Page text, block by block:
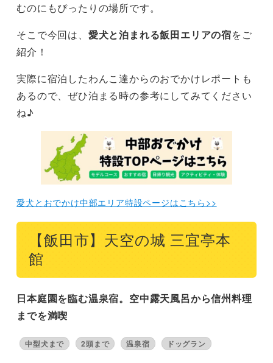
むのにもぴったりの場所です。
そこで今回は、 愛犬と泊まれる飯田エリアの宿をご
紹介！
実際に宿泊したわんこ達からのおでかけレポートも
あるので、ぜひ泊まる時の参考にしてみてください
ね♪
愛犬とおでかけ中部エリア特設ページはこちら>>
【飯田市】天空の城 三宜亭本
館
日本庭園を臨む温泉宿。空中露天風呂から信州料理
までを満喫
中型犬まで 2頭まで 温泉宿 ドッグラン